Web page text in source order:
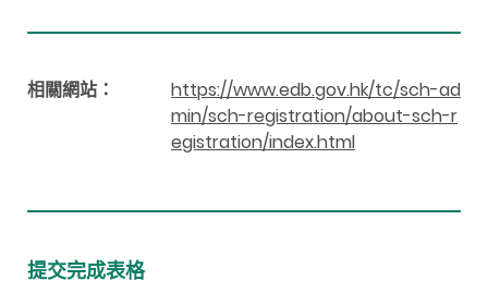
相關網站：
https://www.edb.gov.hk/tc/sch-ad
min/sch-registration/about-sch-r
egistration/index.html
提交完成表格